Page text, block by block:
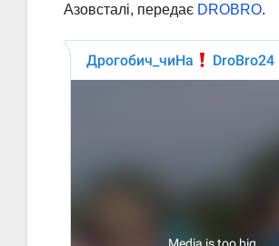
Азовсталі, передає DROBRO.